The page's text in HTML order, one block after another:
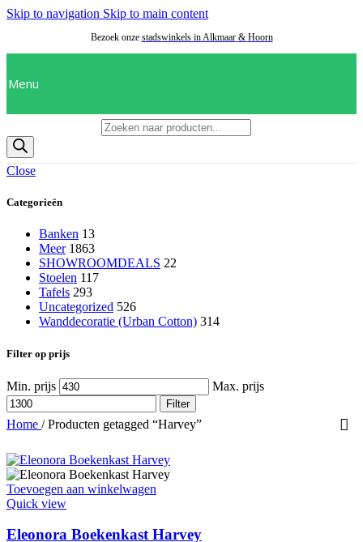
Skip to navigation Skip to main content
Bezoek onze stadswinkels in Alkmaar & Hoorn
Menu
Close
Categorieën
Banken 13
Meer 1863
SHOWROOMDEALS 22
Stoelen 117
Tafels 293
Uncategorized 526
Wanddecoratie (Urban Cotton) 314
Filter op prijs
Min. prijs Max. prijs
Filter
Home / Producten getagged “Harvey”
Toevoegen aan winkelwagen
Quick view
Eleonora Boekenkast Harvey